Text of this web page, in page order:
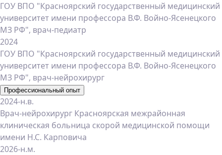
ГОУ ВПО "Красноярский государственный медицинский
университет имени профессора В.Ф. Войно-Ясенецкого
МЗ РФ", врач-педиатр
2024
ГОУ ВПО "Красноярский государственный медицинский
университет имени профессора В.Ф. Войно-Ясенецкого
МЗ РФ", врач-нейрохирург
Профессиональный опыт
2024-н.в.
Врач-нейрохирург Красноярская межрайонная
клиническая больница скорой медицинской помощи
имени Н.С. Карповича
2026-н.м.